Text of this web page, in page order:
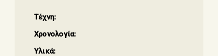
Τέχνη:
Χρονολογία:
Υλικά: